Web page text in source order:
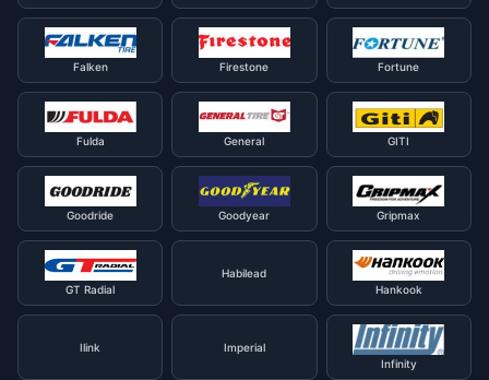
Falken Firestone Fortune
Fulda General GITI
Goodride Goodyear Gripmax
GT Radial
Habilead
Hankook
Ilink
Imperial
Infinity